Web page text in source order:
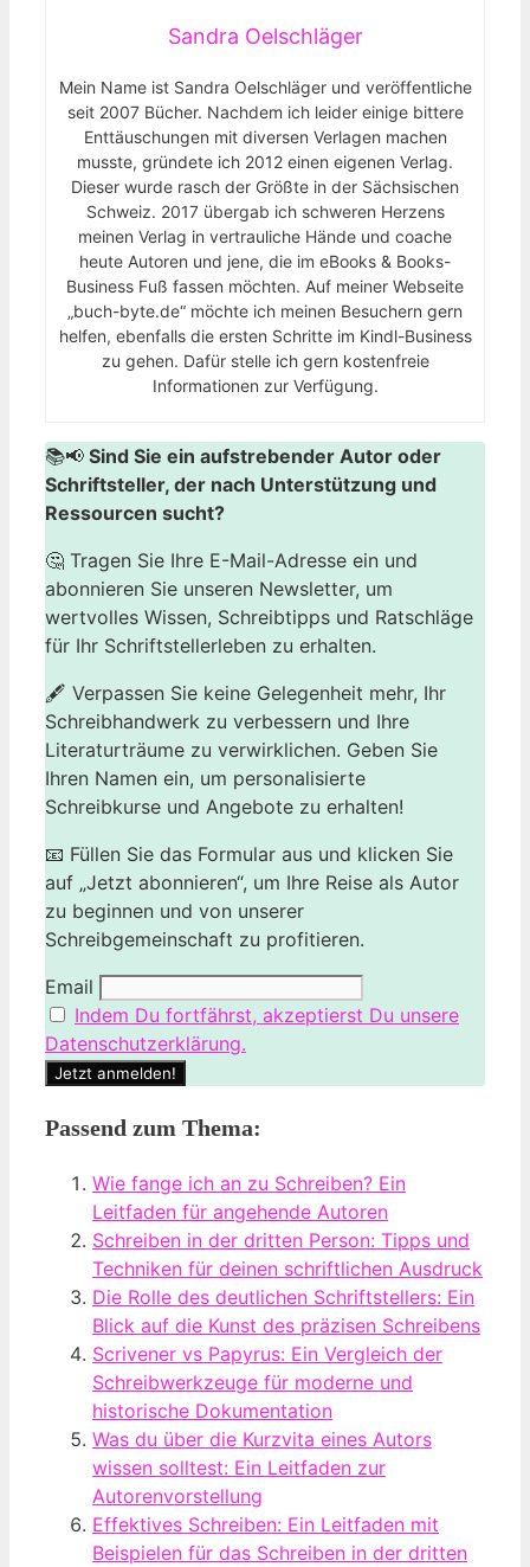
Sandra Oelschläger
Mein Name ist Sandra Oelschläger und veröffentliche
seit 2007 Bücher. Nachdem ich leider einige bittere
Enttäuschungen mit diversen Verlagen machen
musste, gründete ich 2012 einen eigenen Verlag.
Dieser wurde rasch der Größte in der Sächsischen
Schweiz. 2017 übergab ich schweren Herzens
meinen Verlag in vertrauliche Hände und coache
heute Autoren und jene, die im eBooks & Books-
Business Fuß fassen möchten. Auf meiner Webseite
„buch-byte.de“ möchte ich meinen Besuchern gern
helfen, ebenfalls die ersten Schritte im Kindl-Business
zu gehen. Dafür stelle ich gern kostenfreie
Informationen zur Verfügung.
📚📢 Sind Sie ein aufstrebender Autor oder
Schriftsteller, der nach Unterstützung und
Ressourcen sucht?
🤔 Tragen Sie Ihre E-Mail-Adresse ein und
abonnieren Sie unseren Newsletter, um
wertvolles Wissen, Schreibtipps und Ratschläge
für Ihr Schriftstellerleben zu erhalten.
🖋️ Verpassen Sie keine Gelegenheit mehr, Ihr
Schreibhandwerk zu verbessern und Ihre
Literaturträume zu verwirklichen. Geben Sie
Ihren Namen ein, um personalisierte
Schreibkurse und Angebote zu erhalten!
📧 Füllen Sie das Formular aus und klicken Sie
auf „Jetzt abonnieren“, um Ihre Reise als Autor
zu beginnen und von unserer
Schreibgemeinschaft zu profitieren.
Email
Indem Du fortfährst, akzeptierst Du unsere
Datenschutzerklärung.
Passend zum Thema:
Wie fange ich an zu Schreiben? Ein
Leitfaden für angehende Autoren
Schreiben in der dritten Person: Tipps und
Techniken für deinen schriftlichen Ausdruck
Die Rolle des deutlichen Schriftstellers: Ein
Blick auf die Kunst des präzisen Schreibens
Scrivener vs Papyrus: Ein Vergleich der
Schreibwerkzeuge für moderne und
historische Dokumentation
Was du über die Kurzvita eines Autors
wissen solltest: Ein Leitfaden zur
Autorenvorstellung
Effektives Schreiben: Ein Leitfaden mit
Beispielen für das Schreiben in der dritten